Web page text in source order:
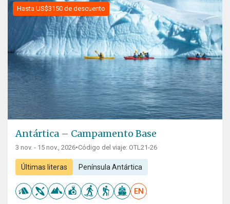
Hasta US$3150 de descuento
Antártica – Campamento Base
3 nov. - 15 nov., 2026•Código del viaje: OTL21-26
Últimas literas Península Antártica
EN